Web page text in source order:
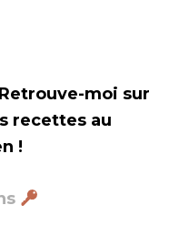
Retrouve-moi sur
recettes au
!